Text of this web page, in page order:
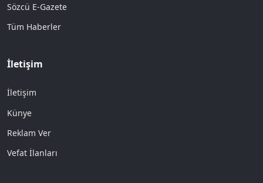
Sözcü E-Gazete
Tüm Haberler
İletişim
İletişim
Künye
Reklam Ver
Vefat İlanları